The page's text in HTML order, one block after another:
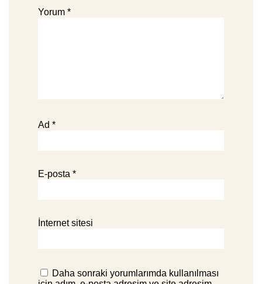
Yorum *
Ad *
E-posta *
İnternet sitesi
Daha sonraki yorumlarımda kullanılması